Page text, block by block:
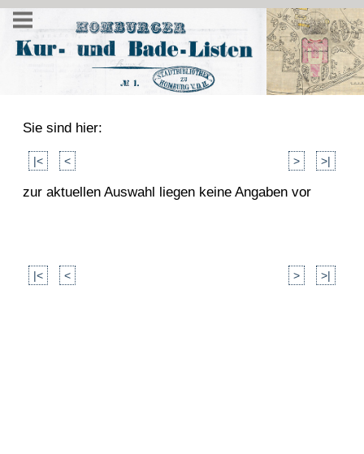
Sie sind hier:
|< < > >|
zur aktuellen Auswahl liegen keine Angaben vor
|< < > >|